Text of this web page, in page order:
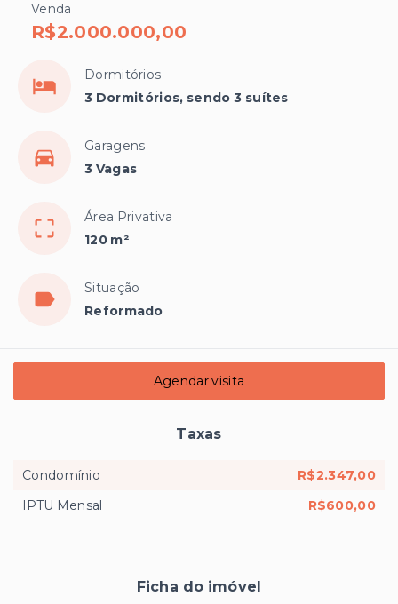
Venda
R$2.000.000,00
Dormitórios
3 Dormitórios, sendo 3 suítes
Garagens
3 Vagas
Área Privativa
120 m²
Situação
Reformado
Agendar visita
Taxas
Condomínio
R$2.347,00
IPTU Mensal
R$600,00
Ficha do imóvel